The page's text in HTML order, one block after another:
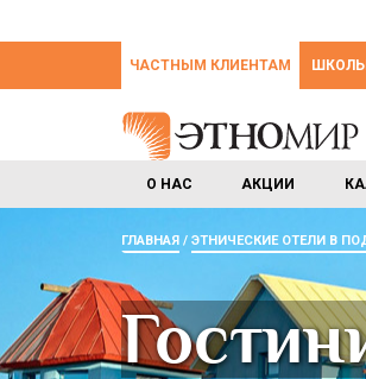
ЧАСТНЫМ КЛИЕНТАМ
О НАС АКЦИИ
ГЛАВНАЯ ЭТНИЧЕСКИЕ ОТЕЛИ В